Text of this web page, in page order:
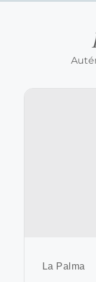
La Palma